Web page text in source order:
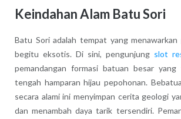
Keindahan Alam Batu Sori
Batu Sori adalah tempat yang menawarkan
begitu eksotis. Di sini, pengunjung slot
pemandangan formasi batuan besar
tengah hamparan hijau pepohonan.
secara alami ini menyimpan cerita geologi
dan menambah daya tarik tersendiri.